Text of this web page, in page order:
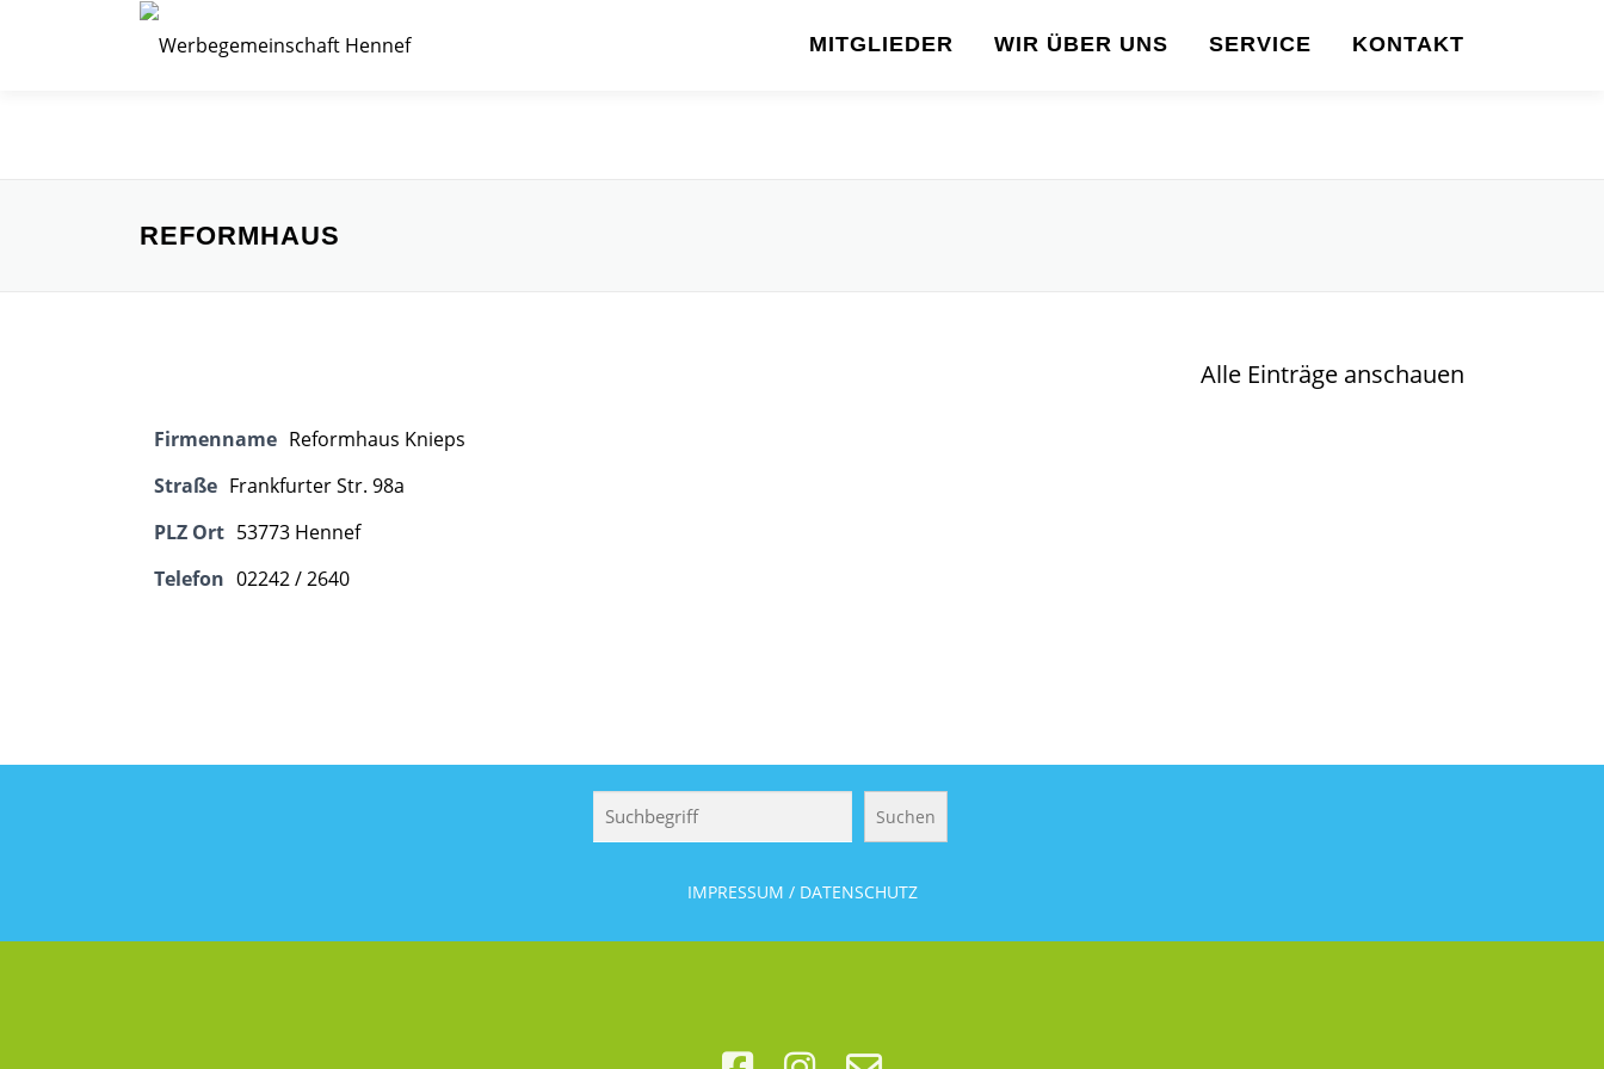
MITGLIEDER WIR ÜBER UNS SERVICE KONTAKT
REFORMHAUS
Alle Einträge anschauen
Firmenname Reformhaus Knieps
Straße Frankfurter Str. 98a
PLZ Ort 53773 Hennef
Telefon 02242 / 2640
Suchen
Suchen
IMPRESSUM / DATENSCHUTZ